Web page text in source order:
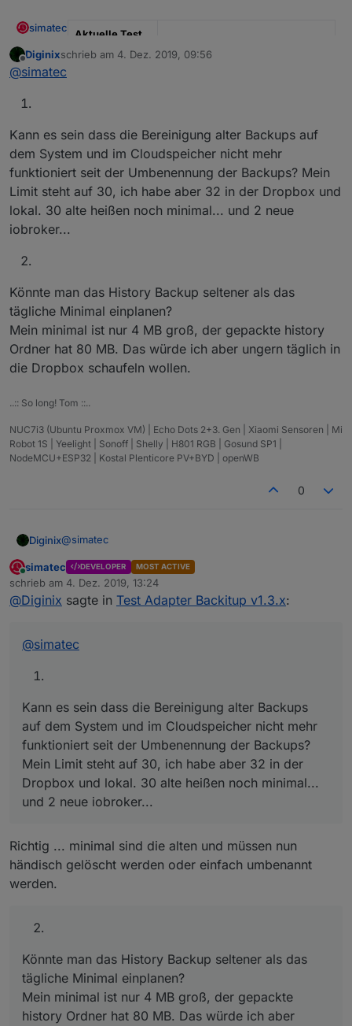
simatec
Aktuelle Test
Version
3.1.0
ker.backitup
https://github.com/simatec/ioBro
ker.backitup/wiki
Hier geht es um die aktuelle Version von
Offline
Diginixschrieb am 4. Dez. 2019, 09:56
zuletzt editiert von
@simatec
Kann es sein dass die Bereinigung alter Backups auf
dem System und im Cloudspeicher nicht mehr
funktioniert seit der Umbenennung der Backups? Mein
Limit steht auf 30, ich habe aber 32 in der Dropbox und
lokal. 30 alte heißen noch minimal... und 2 neue
iobroker...
Könnte man das History Backup seltener als das
tägliche Minimal einplanen?
Mein minimal ist nur 4 MB groß, der gepackte history
Ordner hat 80 MB. Das würde ich aber ungern täglich in
die Dropbox schaufeln wollen.
..:: So long! Tom ::..
NUC7i3 (Ubuntu Proxmox VM) | Echo Dots 2+3. Gen | Xiaomi Sensoren | Mi
Robot 1S | Yeelight | Sonoff | Shelly | H801 RGB | Gosund SP1 |
NodeMCU+ESP32 | Kostal Plenticore PV+BYD | openWB
0
Diginix@simatec
Kann es sein dass die Bereinigung alter Backups auf
dem System und im Cloudspeicher nicht mehr
lokal. 30 alte heißen noch minimal... und 2 neue
tägliche Minimal einplanen?
Online
simatec DEVELOPER MOST ACTIVE
schrieb am 4. Dez. 2019, 13:24
zuletzt editiert von
@Diginix sagte in Test Adapter Backitup v1.3.x:
@simatec
Kann es sein dass die Bereinigung alter Backups
auf dem System und im Cloudspeicher nicht mehr
funktioniert seit der Umbenennung der Backups?
Mein Limit steht auf 30, ich habe aber 32 in der
Dropbox und lokal. 30 alte heißen noch minimal...
und 2 neue iobroker...
Richtig ... minimal sind die alten und müssen nun
händisch gelöscht werden oder einfach umbenannt
werden.
Könnte man das History Backup seltener als das
tägliche Minimal einplanen?
Mein minimal ist nur 4 MB groß, der gepackte
history Ordner hat 80 MB. Das würde ich aber